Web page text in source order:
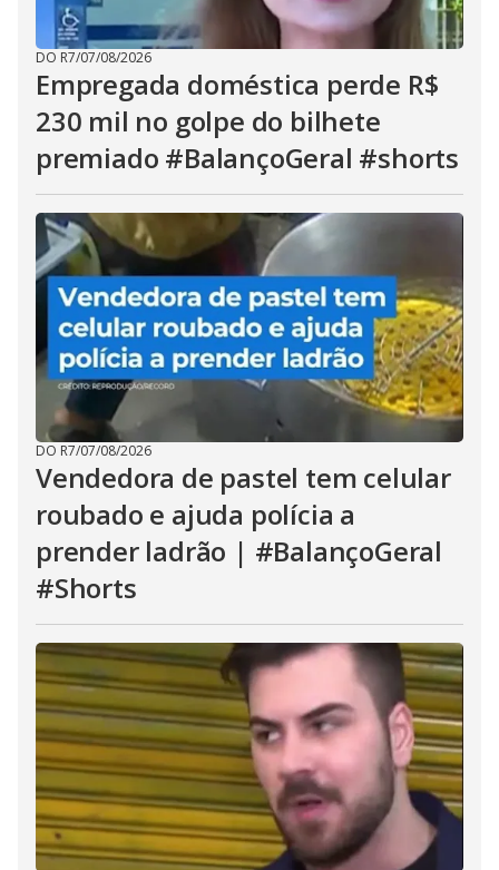
DO R7/07/08/2026
Empregada doméstica perde R$
230 mil no golpe do bilhete
premiado #BalançoGeral #shorts
DO R7/07/08/2026
Vendedora de pastel tem celular
roubado e ajuda polícia a
prender ladrão | #BalançoGeral
#Shorts